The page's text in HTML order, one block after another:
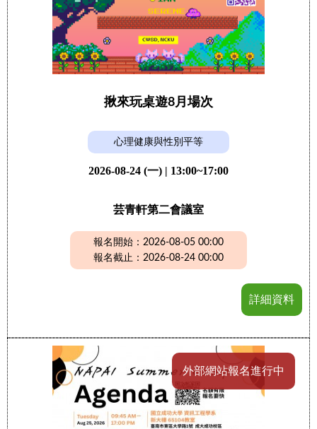
揪來玩桌遊8月場次
心理健康與性別平等
2026-08-24 (一) | 13:00~17:00
芸青軒第二會議室
報名開始：2026-08-05 00:00
報名截止：2026-08-24 00:00
詳細資料
外部網站報名進行中